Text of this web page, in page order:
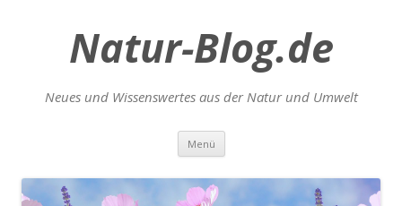
Natur-Blog.de
Neues und Wissenswertes aus der Natur und Umwelt
Menü Zum
springen